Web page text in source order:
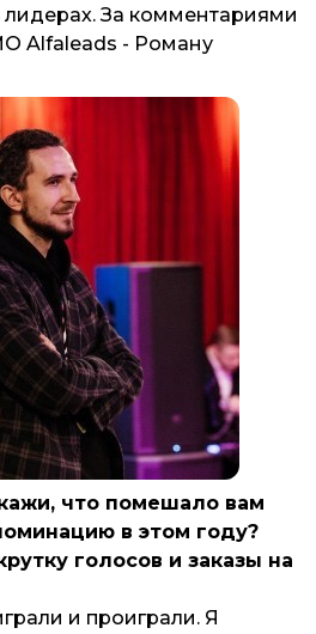
лидерах. За комментариями
Alfaleads - Роману
что помешало вам
в этом году?
голосов и заказы на
и проиграли. Я